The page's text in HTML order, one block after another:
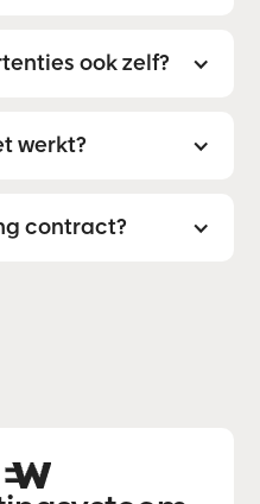
ook zelf?
werkt?
contract?